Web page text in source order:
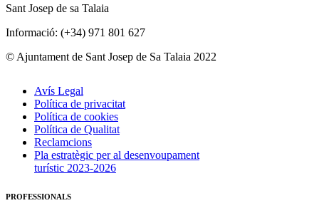
Sant Josep de sa Talaia
Informació: (+34) 971 801 627
© Ajuntament de Sant Josep de Sa Talaia 2022
Avís Legal
Política de privacitat
Política de cookies
Política de Qualitat
Reclamcions
Pla estratègic per al desenvoupament
turístic 2023-2026
PROFESSIONALS